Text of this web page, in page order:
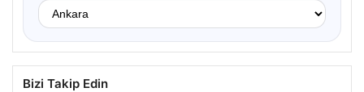
Bizi Takip Edin